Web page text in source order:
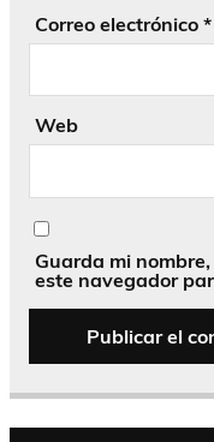
Correo electrónico *
Web
Guarda mi
este navegador